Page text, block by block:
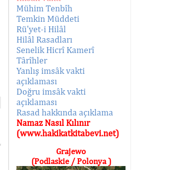
Mühim Tenbîh
Temkin Müddeti
Rü'yet-i Hilâl
Hilâl Rasadları
Senelik Hicrî Kamerî
Târîhler
Yanlış imsâk vakti
açıklaması
Doğru imsâk vakti
açıklaması
Rasad hakkında açıklama
Namaz Nasıl Kılınır
(www.hakikatkitabevi.net)
Grajewo
(Podlaskie / Polonya )